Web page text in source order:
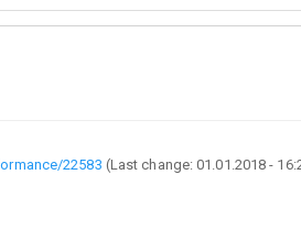
22583 (Last change:01.01.2018 -